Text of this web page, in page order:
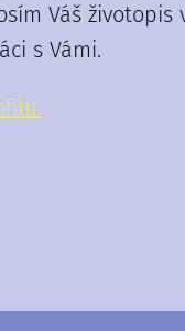
Váš
s Vámi.